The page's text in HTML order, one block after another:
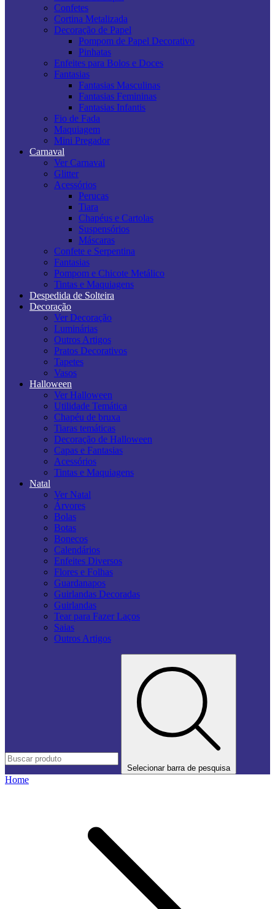
Confetes
Cortina Metalizada
Decoração de Papel
Pompom de Papel Decorativo
Pinhatas
Enfeites para Bolos e Doces
Fantasias
Fantasias Masculinas
Fantasias Femininas
Fantasias Infantis
Fio de Fada
Maquiagem
Mini Pregador
Carnaval
Ver Carnaval
Glitter
Acessórios
Perucas
Tiara
Chapéus e Cartolas
Suspensórios
Máscaras
Confete e Serpentina
Fantasias
Pompom e Chicote Metálico
Tintas e Maquiagens
Despedida de Solteira
Decoração
Ver Decoração
Luminárias
Outros Artigos
Pratos Decorativos
Tapetes
Vasos
Halloween
Ver Halloween
Utilidade Temática
Chapéu de bruxa
Tiaras temáticas
Decoração de Halloween
Capas e Fantasias
Acessórios
Tintas e Maquiagens
Natal
Ver Natal
Árvores
Bolas
Botas
Bonecos
Calendários
Enfeites Diversos
Flores e Folhas
Guardanapos
Guirlandas Decoradas
Guirlandas
Tear para Fazer Laços
Saias
Outros Artigos
Selecionar barra de pesquisa
Home